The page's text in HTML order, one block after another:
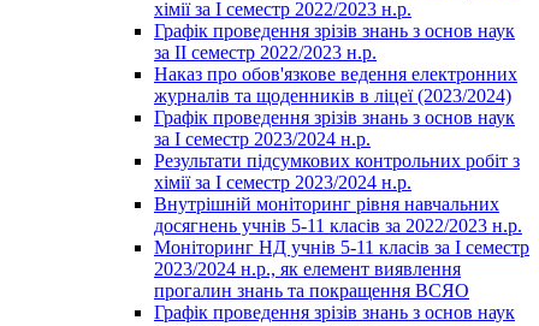
хімії за І семестр 2022/2023 н.р.
Графік проведення зрізів знань з основ наук
за ІІ семестр 2022/2023 н.р.
Наказ про обов'язкове ведення електронних
журналів та щоденників в ліцеї (2023/2024)
Графік проведення зрізів знань з основ наук
за І семестр 2023/2024 н.р.
Результати підсумкових контрольних робіт з
хімії за І семестр 2023/2024 н.р.
Внутрішній моніторинг рівня навчальних
досягнень учнів 5-11 класів за 2022/2023 н.р.
Моніторинг НД учнів 5-11 класів за І семестр
2023/2024 н.р., як елемент виявлення
прогалин знань та покращення ВСЯО
Графік проведення зрізів знань з основ наук